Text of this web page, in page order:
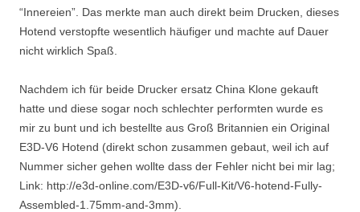
“Innereien”. Das merkte man auch direkt beim Drucken, dieses
Hotend verstopfte wesentlich häufiger und machte auf Dauer
nicht wirklich Spaß.
Nachdem ich für beide Drucker ersatz China Klone gekauft
hatte und diese sogar noch schlechter performten wurde es
mir zu bunt und ich bestellte aus Groß Britannien ein Original
E3D-V6 Hotend (direkt schon zusammen gebaut, weil ich auf
Nummer sicher gehen wollte dass der Fehler nicht bei mir lag;
Link: http://e3d-online.com/E3D-v6/Full-Kit/V6-hotend-Fully-
Assembled-1.75mm-and-3mm).